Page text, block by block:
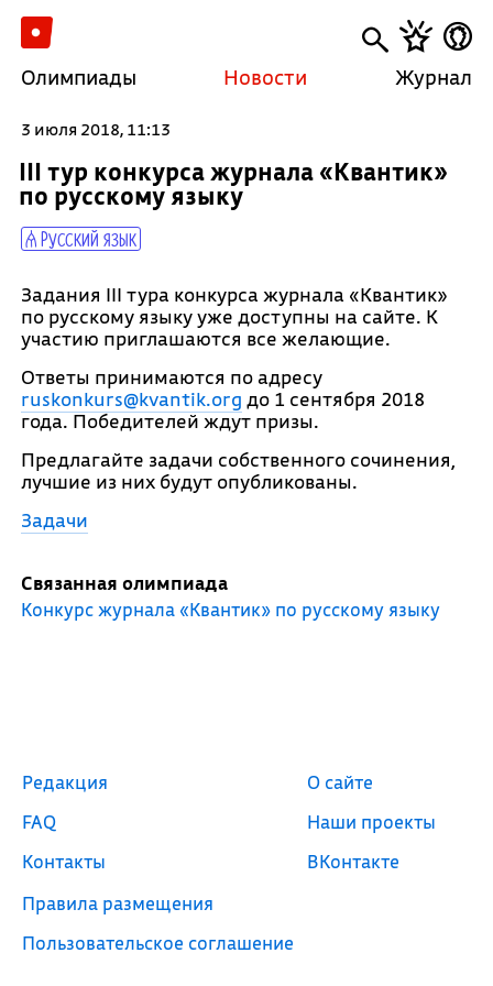
Олимпиады Новости Журнал
3 июля 2018, 11:13
III тур конкурса журнала «Квантик»
по русскому языку
Русский язык
Задания III тура конкурса журнала «Квантик»
по русскому языку уже доступны на сайте. К
участию приглашаются все желающие.
Ответы принимаются по адресу
ruskonkurs@kvantik.org до 1 сентября 2018
года. Победителей ждут призы.
Предлагайте задачи собственного сочинения,
лучшие из них будут опубликованы.
Задачи
Связанная олимпиада
Конкурс журнала «Квантик» по русскому языку
Редакция
FAQ
Контакты
Правила размещения
Пользовательское соглашение
О сайте
Наши проекты
ВКонтакте